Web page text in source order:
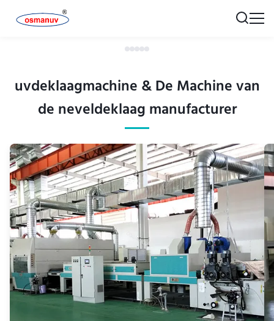
uvdeklaagmachine & De Machine van
de neveldeklaag manufacturer